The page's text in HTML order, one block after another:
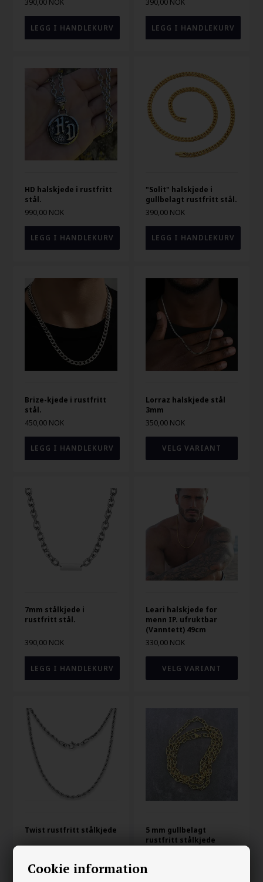
Cookie information
390,00 NOK 390,00 NOK
HD halskjede i rustfritt
stål.
990,00 NOK
"Solit" halskjede i
gullbelagt rustfritt stål.
390,00 NOK
Brize-kjede i rustfritt
stål.
450,00 NOK
Lorraz halskjede stål
3mm
350,00 NOK
VELG VARIANT
7mm stålkjede i
rustfritt stål.
390,00 NOK
Leari halskjede for
menn IP. ufruktbar
(Vanntett) 49cm
330,00 NOK
VELG VARIANT
Twist rustfritt stålkjede
5 mm gullbelagt
rustfritt stålkjede